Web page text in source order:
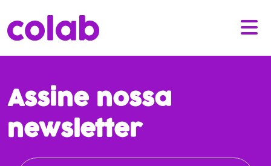
Assine nossa
newsletter